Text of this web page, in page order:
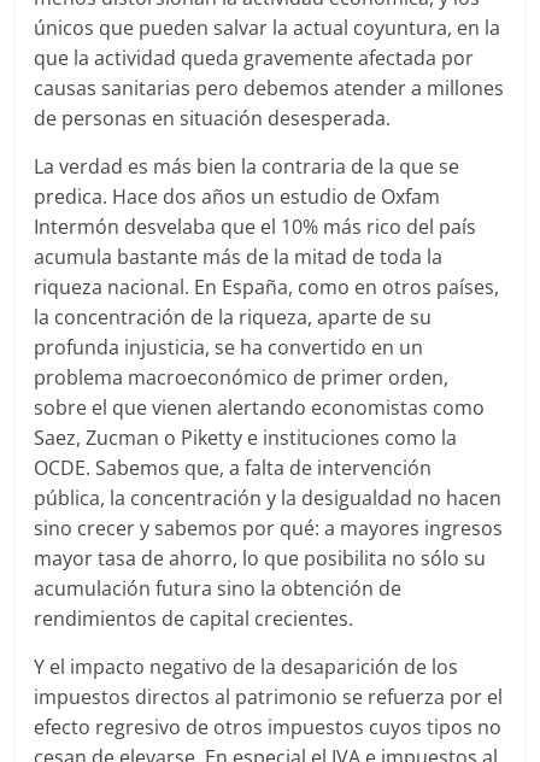
únicos que pueden salvar la actual coyuntura, en la
que la actividad queda gravemente afectada por
causas sanitarias pero debemos atender a millones
de personas en situación desesperada.
La verdad es más bien la contraria de la que se
predica. Hace dos años un estudio de Oxfam
Intermón desvelaba que el 10% más rico del país
acumula bastante más de la mitad de toda la
riqueza nacional. En España, como en otros países,
la concentración de la riqueza, aparte de su
profunda injusticia, se ha convertido en un
problema macroeconómico de primer orden,
sobre el que vienen alertando economistas como
Saez, Zucman o Piketty e instituciones como la
OCDE. Sabemos que, a falta de intervención
pública, la concentración y la desigualdad no hacen
sino crecer y sabemos por qué: a mayores ingresos
mayor tasa de ahorro, lo que posibilita no sólo su
acumulación futura sino la obtención de
rendimientos de capital crecientes.
Y el impacto negativo de la desaparición de los
impuestos directos al patrimonio se refuerza por el
efecto regresivo de otros impuestos cuyos tipos no